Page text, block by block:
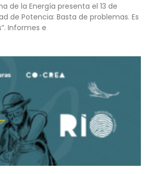
de la Energía presenta el 13 de
de Potencia: Basta de problemas. Es
Informes e